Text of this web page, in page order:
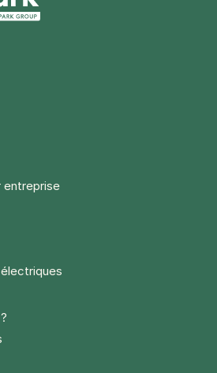
- Neudorf Sud - Bâle
de Benfeld
semaine
entreprise